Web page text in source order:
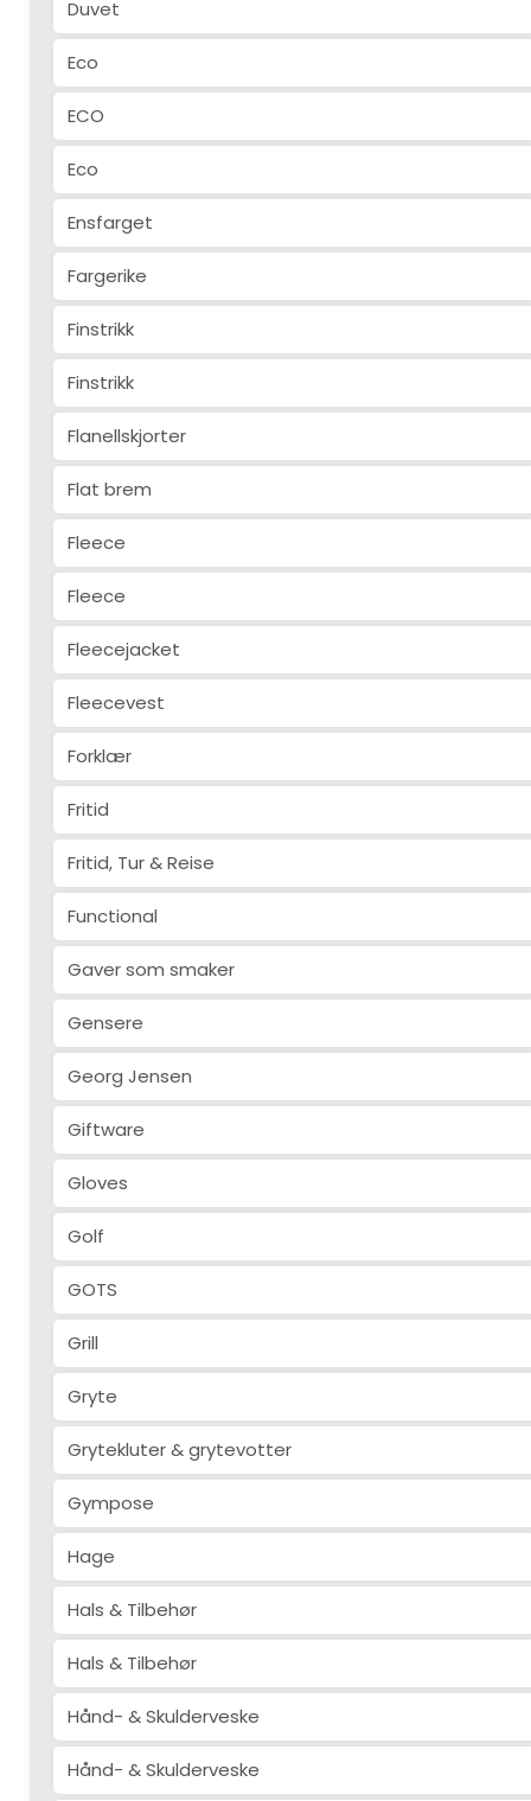
Duvet
Eco
ECO
Eco
Ensfarget
Fargerike
Finstrikk
Finstrikk
Flanellskjorter
Flat brem
Fleece
Fleece
Fleecejacket
Fleecevest
Forklær
Fritid
Fritid, Tur & Reise
Functional
Gaver som smaker
Gensere
Georg Jensen
Giftware
Gloves
Golf
GOTS
Grill
Gryte
Grytekluter & grytevotter
Gympose
Hage
Hals & Tilbehør
Hals & Tilbehør
Hånd- & Skulderveske
Hånd- & Skulderveske